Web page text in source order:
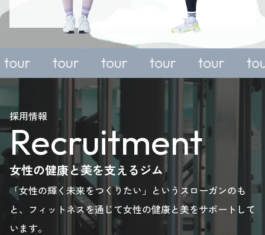
free
tour
please
here.
free
trial or
tour
enquiry,
please
here.
trial or
tour
enquiry,
please
here.
trial or
tour
enquiry,
please
here.
free
trial or
tour
enquiry,
please
here.
採用情報
Recruitment
女性の健康と美を支えるジム
「女性の輝く未来をつくりたい」というスローガンのも
と、フィットネスを通じて女性の健康と美をサポートして
います。